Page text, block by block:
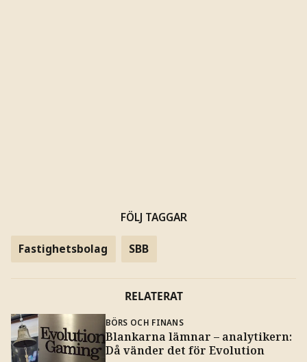
FÖLJ TAGGAR
Fastighetsbolag SBB
RELATERAT
BÖRS OCH FINANS
Blankarna lämnar – analytikern:
Då vänder det för Evolution